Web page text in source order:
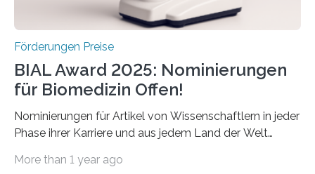
Förderungen Preise
BIAL Award 2025: Nominierungen
für Biomedizin Offen!
Nominierungen für Artikel von Wissenschaftlern in jeder
Phase ihrer Karriere und aus jedem Land der Welt
Leben gerufen, um die bemerkenswertesten
More than 1 year ago